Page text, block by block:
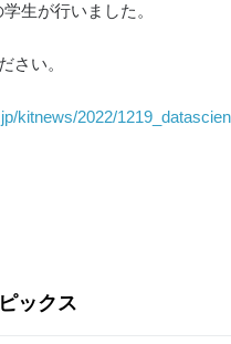
生が行いました。
さい。
kitnews/2022/
ックス